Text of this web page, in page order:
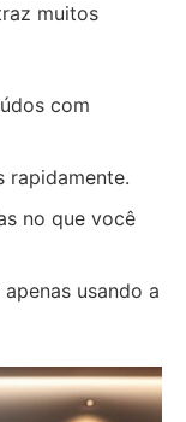
muitos
com
rapidamente.
no que você
usando a